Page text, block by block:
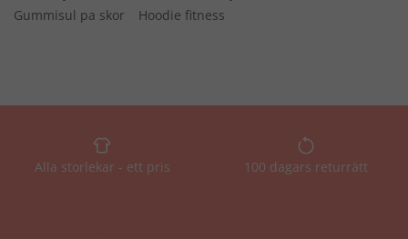
Gummisul pa skor
Hoodie fitness
Alla storlekar - ett pris 100 dagars returrätt